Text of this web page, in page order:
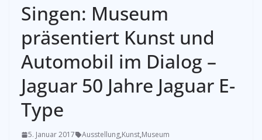
Singen: Museum
präsentiert Kunst und
Automobil im Dialog –
Jaguar 50 Jahre Jaguar E-
Type
5. Januar 2017 Ausstellung,Kunst,Museum